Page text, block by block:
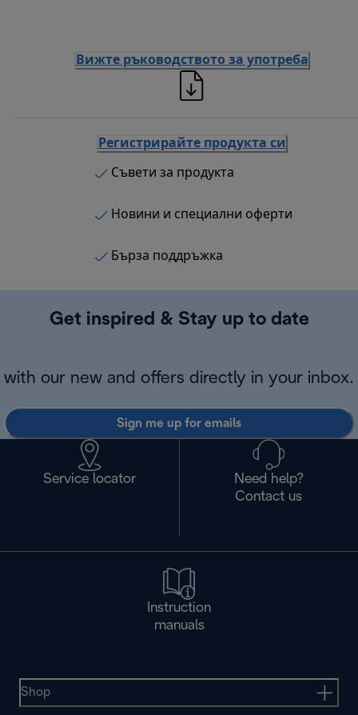
Вижте ръководството за употреба
Регистрирайте продукта си
Съвети за продукта
Новини и специални оферти
Бърза поддръжка
Get inspired & Stay up to date
with our new and offers directly in your inbox.
Sign me up for emails
Service locator
Need help?
Contact us
Instruction
manuals
Shop